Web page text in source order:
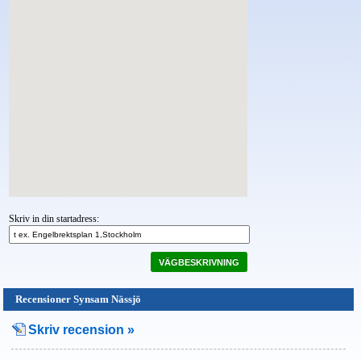
Skriv in din startadress:
VÄGBESKRIVNING
Recensioner Synsam Nässjö
Skriv recension »